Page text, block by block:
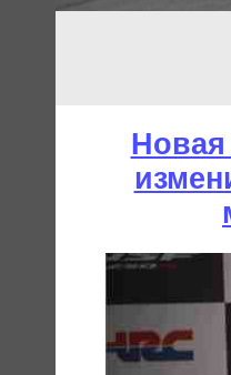
Новая